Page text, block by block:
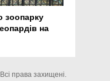
зоопарку
на
права захищені.